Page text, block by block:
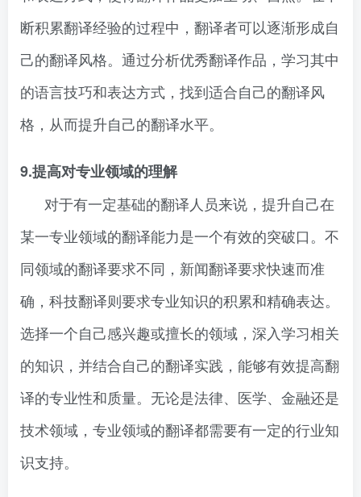
断积累翻译经验的过程中，翻译者可以逐渐形成自
己的翻译风格。通过分析优秀翻译作品，学习其中
的语言技巧和表达方式，找到适合自己的翻译风
格，从而提升自己的翻译水平。
9.提高对专业领域的理解
对于有一定基础的翻译人员来说，提升自己在
某一专业领域的翻译能力是一个有效的突破口。不
同领域的翻译要求不同，新闻翻译要求快速而准
确，科技翻译则要求专业知识的积累和精确表达。
选择一个自己感兴趣或擅长的领域，深入学习相关
的知识，并结合自己的翻译实践，能够有效提高翻
译的专业性和质量。无论是法律、医学、金融还是
技术领域，专业领域的翻译都需要有一定的行业知
识支持。